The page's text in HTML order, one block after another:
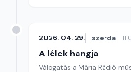
2026. 04. 29. szerda
A lélek hangja
Válogatás a Mária Rádió